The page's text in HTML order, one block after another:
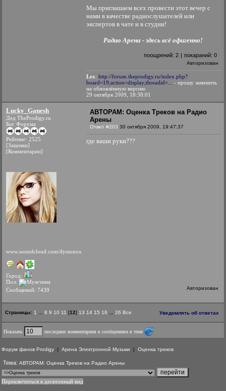
Мы приглашаем всех провести этот вечер с
нами в качестве радиослушателей или
экспертов в чате и в студии!
Радио Арена - здесь всё офигенно!
поощрений: 2 | покараний: 0
Авторизован
Lex: http://forum.theprodigy.ru/index.php?
board=19;action=display;threadid=...
- прошу заменить
на обновлённую версию
29 октября 2009, 18:38:01
Lucky_Ganesh
Дед TheProdigy.ru
Бог Форума
Рейтинг: 2525
[Заценки]
[Комментарии]
www.soundcloud.com/dyssonox
Город:
Пол:
Сообщений: 7439
АВТОРАМ: Оценка Треков на Радио
Арены
Ответ #203 30 октября 2009, 19:47:37
где ваши руки???
Авторизован
Страницы: 1 8 9 10 11 [12] 13 14 15 16 26 Все Уведомлять об ответах
Показать последних комментариев к сообщениям в теме
Форум фанов Prodigy | Арена Электронной Музыки | Оценка треков
Тема: АВТОРАМ: Оценка Треков на Радио Арены
Переключиться в десктопный вид